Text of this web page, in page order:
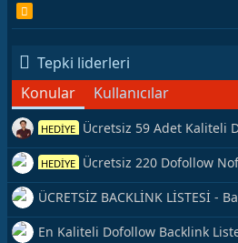
R
S
Tepki liderleri
Konular
Kullanıcılar
HEDİYE Ücretsiz 59 Adet Kaliteli
Kaynağı Veriyorum.
HEDİYE Ücretsiz 220 Dofollow
Veriyorum
ÜCRETSİZ BACKLİNK LİSTESİ -
Hemen Yetiş!
En Kaliteli Dofollow Backlink